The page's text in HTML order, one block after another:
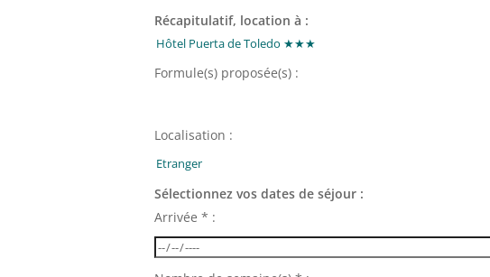
Récapitulatif, location à :
Formule(s) proposée(s) :
Localisation :
Sélectionnez vos dates de séjour :
Arrivée * :